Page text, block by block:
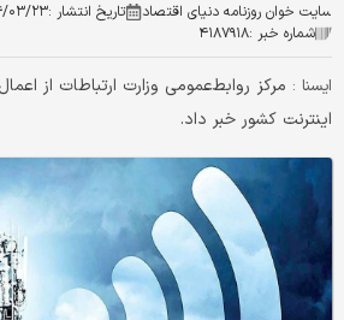
سایت خوان روزنامه دنیای اقتصاد تاریخ انتشار :۱۴۰۴/۰۳/
شماره خبر :۴۱۸۷۹۱۸
ایسنا : مرکز روابط‌عمومی وزارت ارتباطات از
اینترنت کشور خبر داد.